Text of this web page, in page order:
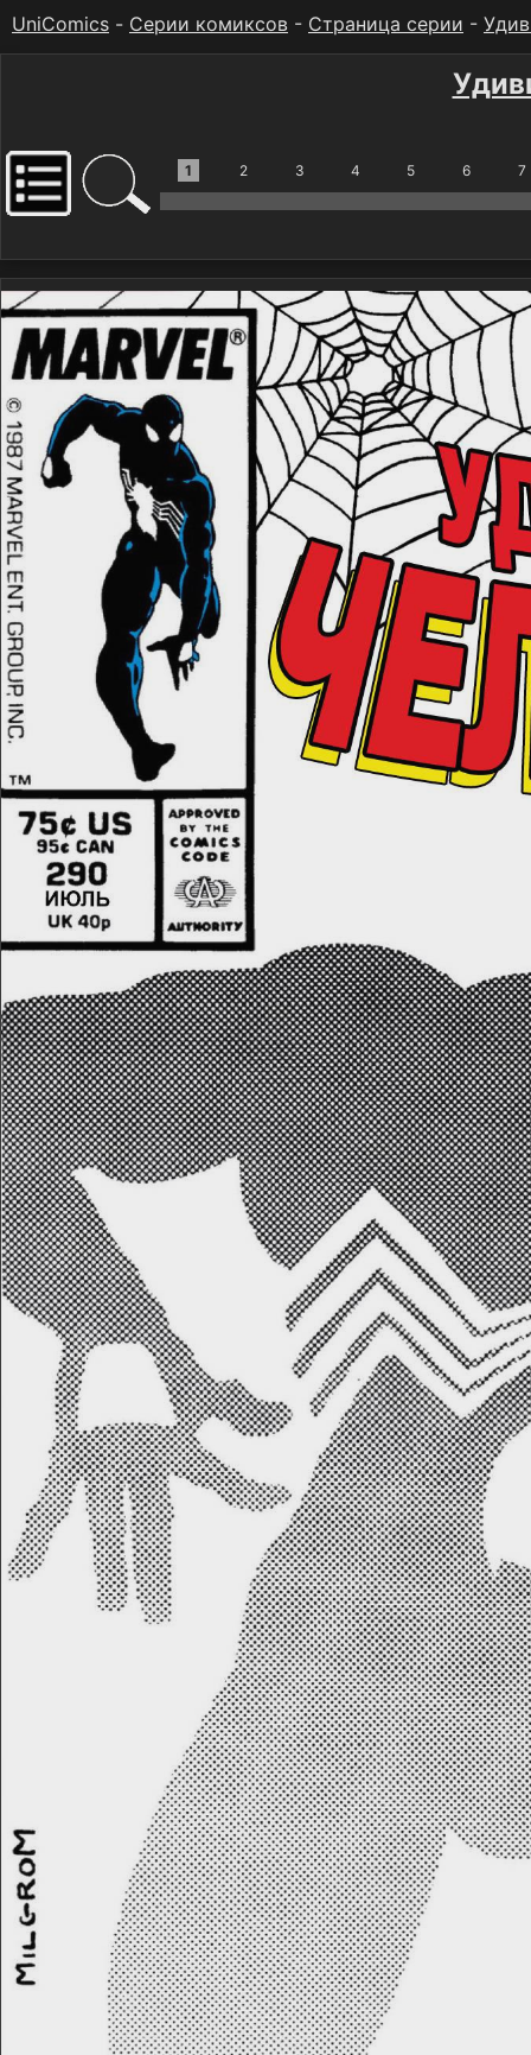
UniComics - Серии комиксов - Страница серии -
1 2 3 4 5 6 7